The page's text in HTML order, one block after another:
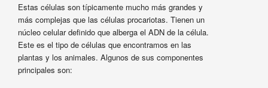
Estas células son típicamente mucho más grandes y
más complejas que las células procariotas. Tienen un
núcleo celular definido que alberga el ADN de la célula.
Este es el tipo de células que encontramos en las
plantas y los animales. Algunos de sus componentes
principales son: